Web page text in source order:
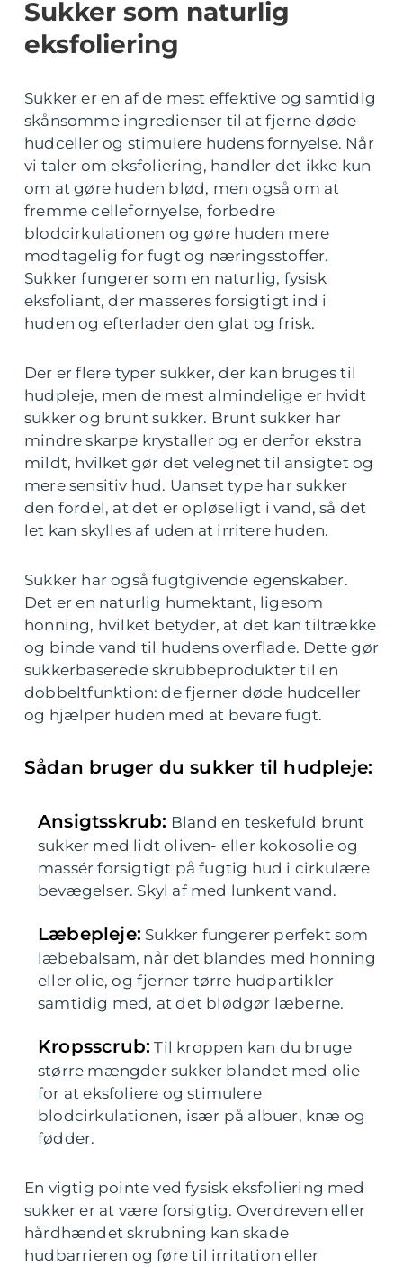
Sukker som naturlig
eksfoliering
Sukker er en af de mest effektive og samtidig
skånsomme ingredienser til at fjerne døde
hudceller og stimulere hudens fornyelse. Når
vi taler om eksfoliering, handler det ikke kun
om at gøre huden blød, men også om at
fremme cellefornyelse, forbedre
blodcirkulationen og gøre huden mere
modtagelig for fugt og næringsstoffer.
Sukker fungerer som en naturlig, fysisk
eksfoliant, der masseres forsigtigt ind i
huden og efterlader den glat og frisk.
Der er flere typer sukker, der kan bruges til
hudpleje, men de mest almindelige er hvidt
sukker og brunt sukker. Brunt sukker har
mindre skarpe krystaller og er derfor ekstra
mildt, hvilket gør det velegnet til ansigtet og
mere sensitiv hud. Uanset type har sukker
den fordel, at det er opløseligt i vand, så det
let kan skylles af uden at irritere huden.
Sukker har også fugtgivende egenskaber.
Det er en naturlig humektant, ligesom
honning, hvilket betyder, at det kan tiltrække
og binde vand til hudens overflade. Dette gør
sukkerbaserede skrubbeprodukter til en
dobbeltfunktion: de fjerner døde hudceller
og hjælper huden med at bevare fugt.
Sådan bruger du sukker til hudpleje:
Ansigtsskrub: Bland en teskefuld brunt
sukker med lidt oliven- eller kokosolie og
massér forsigtigt på fugtig hud i cirkulære
bevægelser. Skyl af med lunkent vand.
Læbepleje: Sukker fungerer perfekt som
læbebalsam, når det blandes med honning
eller olie, og fjerner tørre hudpartikler
samtidig med, at det blødgør læberne.
Kropsscrub: Til kroppen kan du bruge
større mængder sukker blandet med olie
for at eksfoliere og stimulere
blodcirkulationen, især på albuer, knæ og
fødder.
En vigtig pointe ved fysisk eksfoliering med
sukker er at være forsigtig. Overdreven eller
hårdhændet skrubning kan skade
hudbarrieren og føre til irritation eller